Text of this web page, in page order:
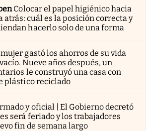
Colocar el papel higiénico hacia
atrás: cuál es la posición correcta y
hacerlo solo de una forma
gastó los ahorros de su vida
Nueve años después, un
le construyó una casa con
plástico reciclado
y oficial | El Gobierno decretó
será feriado y los trabajadores
fin de semana largo